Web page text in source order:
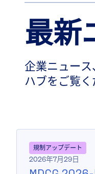
最新
企業ニュー
ハブをご覧く
規制アップデート
2026年7月29日